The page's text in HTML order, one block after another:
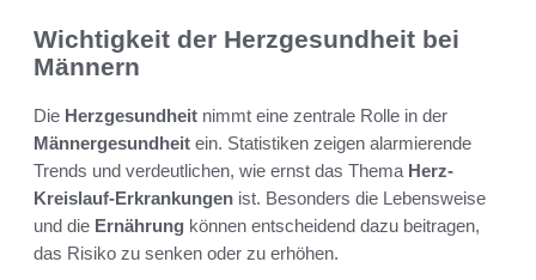
Wichtigkeit der Herzgesundheit bei
Männern
Die Herzgesundheit nimmt eine zentrale Rolle in der
Männergesundheit ein. Statistiken zeigen alarmierende
Trends und verdeutlichen, wie ernst das Thema Herz-
Kreislauf-Erkrankungen ist. Besonders die Lebensweise
und die Ernährung können entscheidend dazu beitragen,
das Risiko zu senken oder zu erhöhen.